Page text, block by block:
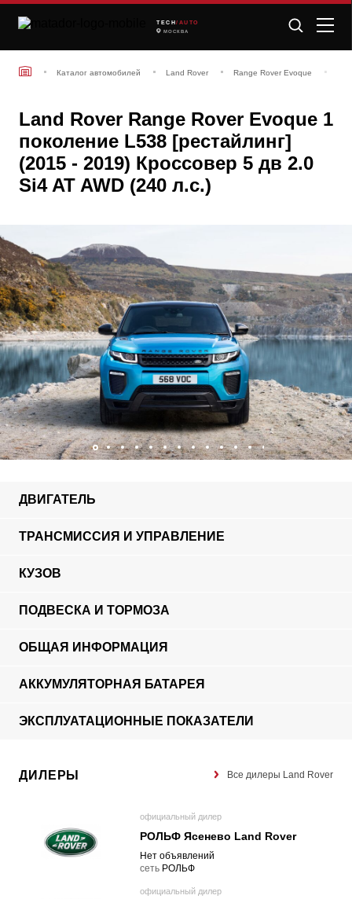
TECH /AUTO
МОСКВА
Каталог автомобилей Land Rover Range Rover Evoque
Land Rover Range Rover Evoque 1
поколение L538 [рестайлинг]
(2015 - 2019) Кроссовер 5 дв 2.0
Si4 AT AWD (240 л.с.)
ДВИГАТЕЛЬ
ТРАНСМИССИЯ И УПРАВЛЕНИЕ
КУЗОВ
ПОДВЕСКА И ТОРМОЗА
ОБЩАЯ ИНФОРМАЦИЯ
АККУМУЛЯТОРНАЯ БАТАРЕЯ
ЭКСПЛУАТАЦИОННЫЕ ПОКАЗАТЕЛИ
ДИЛЕРЫ Все дилеры Land Rover
официальный дилер
РОЛЬФ Ясенево Land Rover
Нет объявлений
cеть РОЛЬФ
официальный дилер